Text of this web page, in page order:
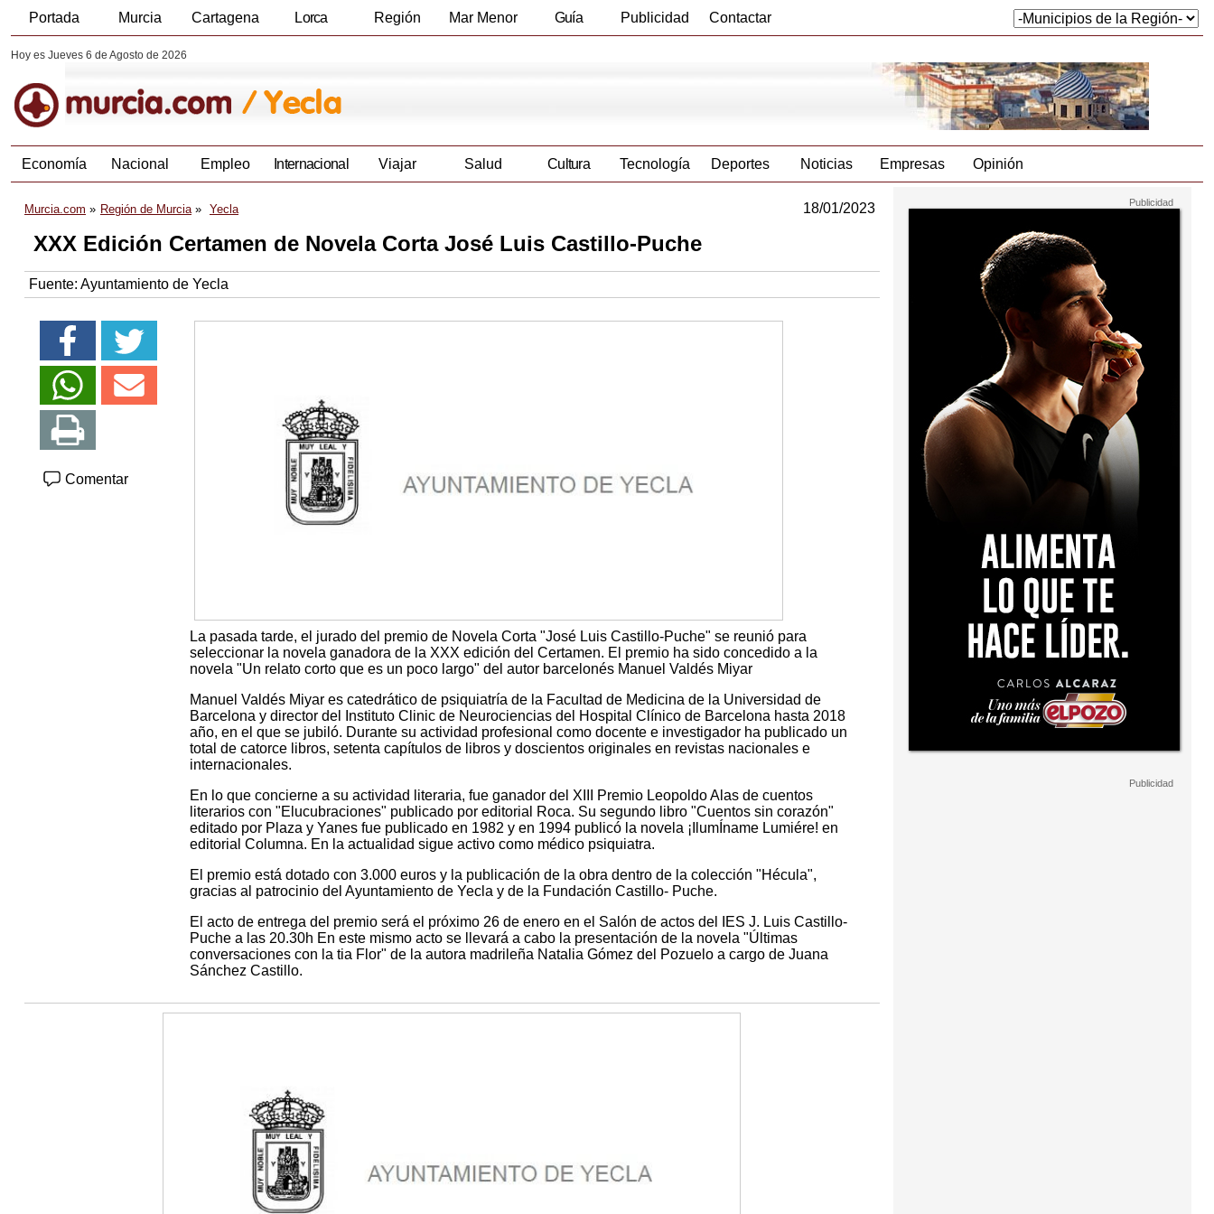
Portada Murcia Cartagena Lorca Región Mar Menor Guía Publicidad Contactar
Hoy es Jueves 6 de Agosto de 2026
Economía Nacional Empleo Internacional Viajar Salud Cultura Tecnología Deportes Noticias Empresas Opinión
Murcia.com Región de Murcia Yecla 18/01/2023
XXX Edición Certamen de Novela Corta José Luis Castillo-Puche
Fuente: Ayuntamiento de Yecla
Comentar
La pasada tarde, el jurado del premio de Novela Corta "José Luis Castillo-Puche" se reunió para
seleccionar la novela ganadora de la XXX edición del Certamen. El premio ha sido concedido a la
novela "Un relato corto que es un poco largo" del autor barcelonés Manuel Valdés Miyar
Manuel Valdés Miyar es catedrático de psiquiatría de la Facultad de Medicina de la Universidad de
Barcelona y director del Instituto Clinic de Neurociencias del Hospital Clínico de Barcelona hasta 2018
año, en el que se jubiló. Durante su actividad profesional como docente e investigador ha publicado un
total de catorce libros, setenta capítulos de libros y doscientos originales en revistas nacionales e
internacionales.
En lo que concierne a su actividad literaria, fue ganador del XIII Premio Leopoldo Alas de cuentos
literarios con "Elucubraciones" publicado por editorial Roca. Su segundo libro "Cuentos sin corazón"
editado por Plaza y Yanes fue publicado en 1982 y en 1994 publicó la novela ¡IlumÍname Lumiére! en
editorial Columna. En la actualidad sigue activo como médico psiquiatra.
El premio está dotado con 3.000 euros y la publicación de la obra dentro de la colección "Hécula",
gracias al patrocinio del Ayuntamiento de Yecla y de la Fundación Castillo- Puche.
El acto de entrega del premio será el próximo 26 de enero en el Salón de actos del IES J. Luis Castillo-
Puche a las 20.30h En este mismo acto se llevará a cabo la presentación de la novela "Últimas
conversaciones con la tia Flor" de la autora madrileña Natalia Gómez del Pozuelo a cargo de Juana
Sánchez Castillo.